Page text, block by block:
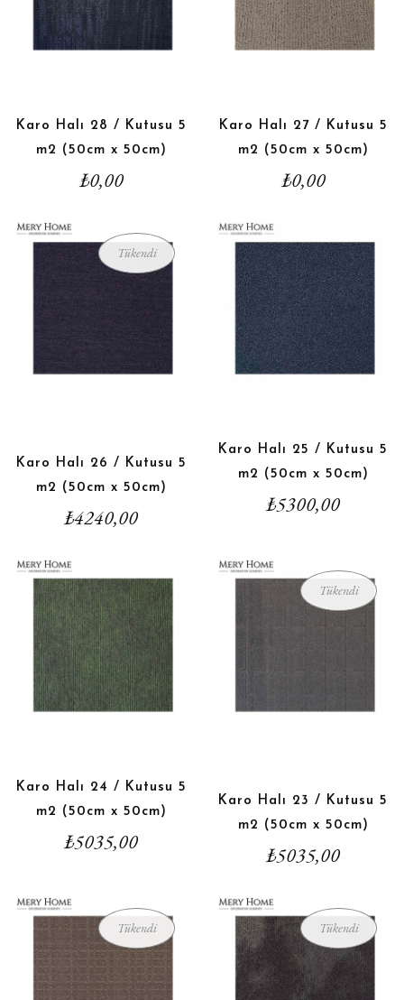
Karo Halı 28 / Kutusu 5
m2 (50cm x 50cm)
₺0,00
Karo Halı 27 / Kutusu 5
m2 (50cm x 50cm)
₺0,00
Tükendi
Karo Halı 26 / Kutusu 5
m2 (50cm x 50cm)
₺4240,00
Karo Halı 25 / Kutusu 5
m2 (50cm x 50cm)
₺5300,00
Karo Halı 24 / Kutusu 5
m2 (50cm x 50cm)
₺5035,00
Tükendi
Karo Halı 23 / Kutusu 5
m2 (50cm x 50cm)
₺5035,00
Tükendi Tükendi